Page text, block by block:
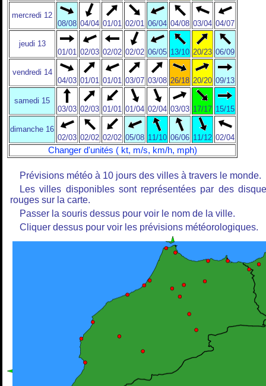
mercredi 12
08/08 04/04 01/01 02/01 06/04 04/08 03/04 04/07
jeudi 13
01/01 02/03 02/02 02/02 06/05 13/10 20/23 06/09
vendredi 14
04/03 01/01 01/01 03/07 03/08 26/18 20/20 09/13
samedi 15
03/03 02/03 01/01 01/04 02/04 03/03 17/17 15/15
dimanche 16
02/03 02/02 02/02 05/08 11/10 06/06 11/12 02/04
Changer d'unités ( kt, m/s, km/h, mph)
Prévisions météo à 10 jours des villes à travers le monde.
Les villes disponibles sont représentées par des
rouges sur la carte.
Passer la souris dessus pour voir le nom de la ville.
Cliquer dessus pour voir les prévisions météorologiques.